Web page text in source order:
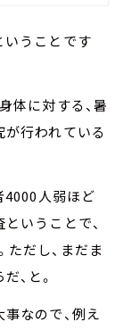
いうことです
体に対する、暑
が行われている
4000人弱ほど
いうことで、
だし、まだま
、と。
なので、例え